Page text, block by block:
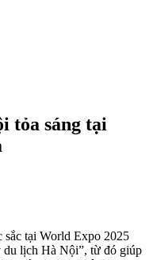
tỏa sáng tại
sắc tại World Expo 2025
du lịch Hà Nội”, từ đó giúp